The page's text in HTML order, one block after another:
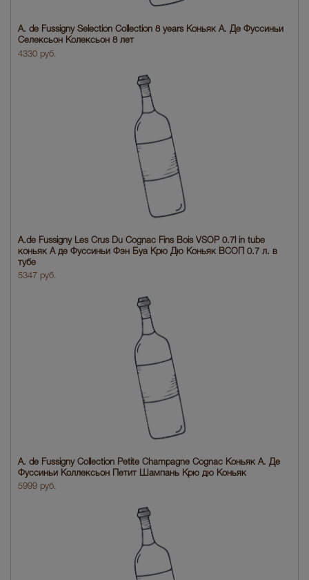
A. de Fussigny Selection Collection 8 years Коньяк А. Де Фуссиньи
Селексьон Колексьон 8 лет
4330 руб.
A.de Fussigny Les Crus Du Cognac Fins Bois VSOP 0.7l in tube
коньяк А де Фуссиньи Фэн Буа Крю Дю Коньяк ВСОП 0.7 л. в
тубе
5347 руб.
A. de Fussigny Collection Petite Champagne Cognac Коньяк А. Де
Фуссиньи Коллексьон Петит Шампань Крю дю Коньяк
5999 руб.